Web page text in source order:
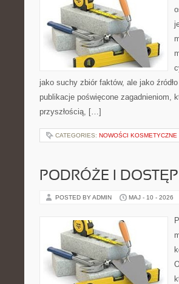
jako suchy zbiór faktów, ale jako
publikacje poświęcone zagadnieniom,
przyszłością, […]
CATEGORIES: NOWOŚCI KOSMETYCZNE
PODRÓŻE I
POSTED BY ADMIN MAJ - 10 - 2026